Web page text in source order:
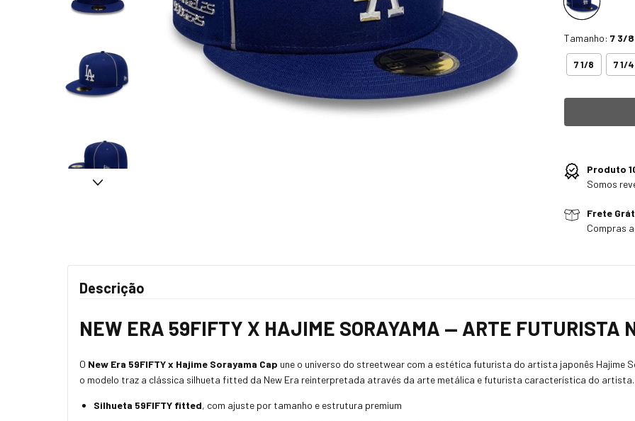
Tamanho: 7 3/8
7 1/8 7 1/4
Produto
Somos
Frete
Compras
Descrição
NEW ERA 59FIFTY X HAJIME SORAYAMA — ARTE FUTURISTA
O New Era 59FIFTY x Hajime Sorayama Cap une o universo do streetwear com a estética futurista do artista japonês Hajime
o modelo traz a clássica silhueta fitted da New Era reinterpretada através da arte metálica e futurista característica do artista.
Silhueta 59FIFTY fitted, com ajuste por tamanho e estrutura premium